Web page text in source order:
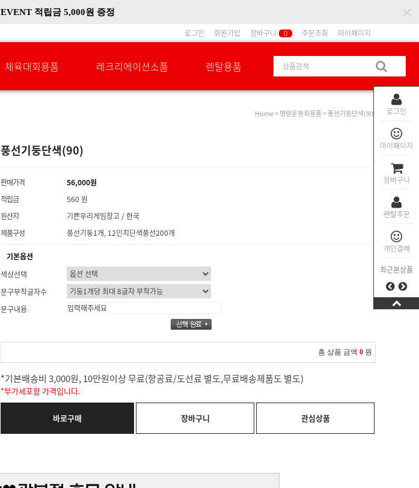
로그인
마이페이지
장바구니
렌탈주문
개인결제
최근본상품
로그인 회원가입 장바구니 0 주문조회 마이페이지
체육대회용품 레크리에이션소품 렌탈용품
Home>명랑운동회용품> 풍선기둥단색(90)
풍선기둥단색(90)
판매가격
56,000원
적립금
560 원
원산지
기쁜우리게임창고 / 한국
제품구성
풍선기둥1개, 12인치단색풍선200개
기본옵션
색상선택
문구부착글자수
문구내용
총 상품 금액 0 원
*기본배송비 3,000원, 10만원이상 무료(항공료/도선료 별도,무료배송제품도 별도)
*부가세포함 가격입니다.
바로구매 장바구니 관심상품